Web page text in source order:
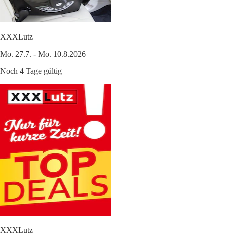
XXXLutz
Mo. 27.7. - Mo. 10.8.2026
Noch 4 Tage gültig
XXXLutz